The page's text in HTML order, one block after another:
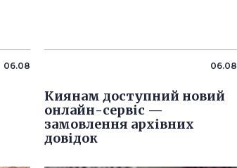
06.08 06.08
Киянам доступний новий
онлайн-сервіс —
замовлення архівних
довідок